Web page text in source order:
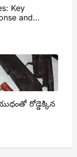
Key
and
రోడ్డెక్కిన